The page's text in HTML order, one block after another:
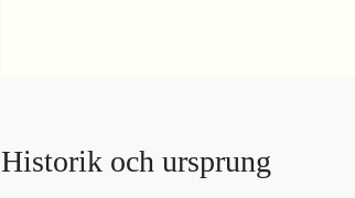
Historik och ursprung